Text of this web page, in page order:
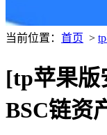
当前位置： 首页 >
[tp苹果版
BSC链资